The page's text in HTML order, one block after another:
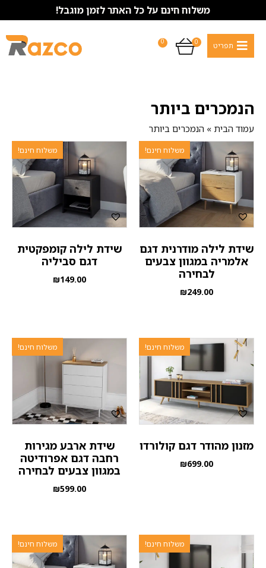
משלוח חינם על כל האתר לזמן מוגבל!
0
0
הנמכרים ביותר
עמוד הבית » הנמכרים ביותר
משלוח חינם!
שידת לילה מודרנית דגם
אלמריה במגוון צבעים
לבחירה
₪249.00
משלוח חינם!
שידת לילה קומפקטית
דגם סביליה
₪149.00
משלוח חינם!
מזנון מהודר דגם קולורדו
₪699.00
משלוח חינם!
שידת ארבע מגירות
רחבה דגם אפרודיטה
במגוון צבעים לבחירה
₪599.00
משלוח חינם! משלוח חינם!